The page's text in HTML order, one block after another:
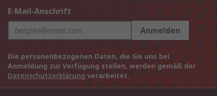
E-Mail-Anschrift
Anmelden
Die personenbezogenen Daten, die Sie uns bei
Anmeldung zur Verfügung stellen, werden gemäß der
Datenschutzerklärung verarbeitet.